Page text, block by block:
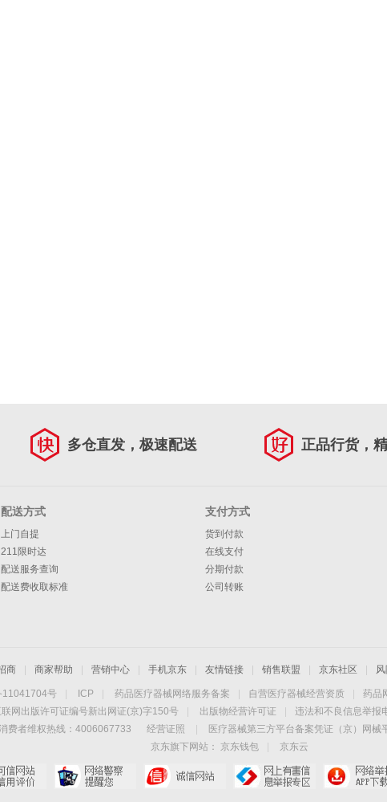
多仓直发，极速配送 正品行货，
配送方式
上门自提
211限时达
配送服务查询
配送费收取标准
支付方式
货到付款
在线支付
分期付款
公司转账
商 商家帮助 营销中心 手机京东 友情链接 销售联盟 京东社区
11041704号 ICP 药品医疗器械网络服务备案 自营医疗器械经营资质 药品
网出版许可证编号新出网证(京)字150号
出版物经营许可证
违法和不良信息举报
费者维权热线：4006067733 经营证照 医疗器械第三方平台备案凭证（京）网
京东旗下网站：
京东钱包
京东云